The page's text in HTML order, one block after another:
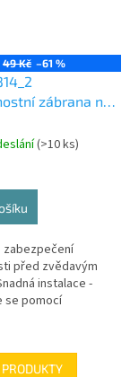
49 Kč –61 %
zábrana na
(>10 ks)
zabezpečení
před zvědavým
instalace -
se pomocí